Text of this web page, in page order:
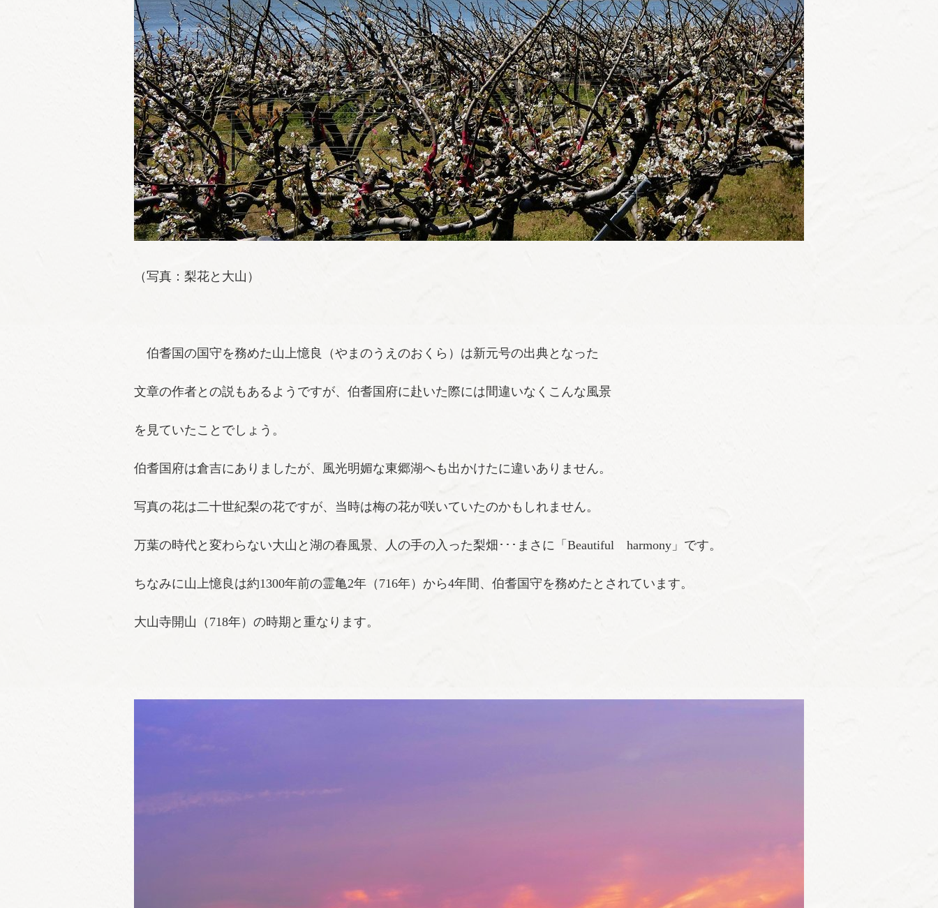
（写真：梨花と大山）
伯耆国の国守を務めた山上憶良（やまのうえのおくら）は新元号の出典となった
文章の作者との説もあるようですが、伯耆国府に赴いた際には間違いなくこんな風景
を見ていたことでしょう。
伯耆国府は倉吉にありましたが、風光明媚な東郷湖へも出かけたに違いありません。
写真の花は二十世紀梨の花ですが、当時は梅の花が咲いていたのかもしれません。
万葉の時代と変わらない大山と湖の春風景、人の手の入った梨畑･･･まさに「Beautiful harmony」です。
ちなみに山上憶良は約1300年前の霊亀2年（716年）から4年間、伯耆国守を務めたとされています。
大山寺開山（718年）の時期と重なります。